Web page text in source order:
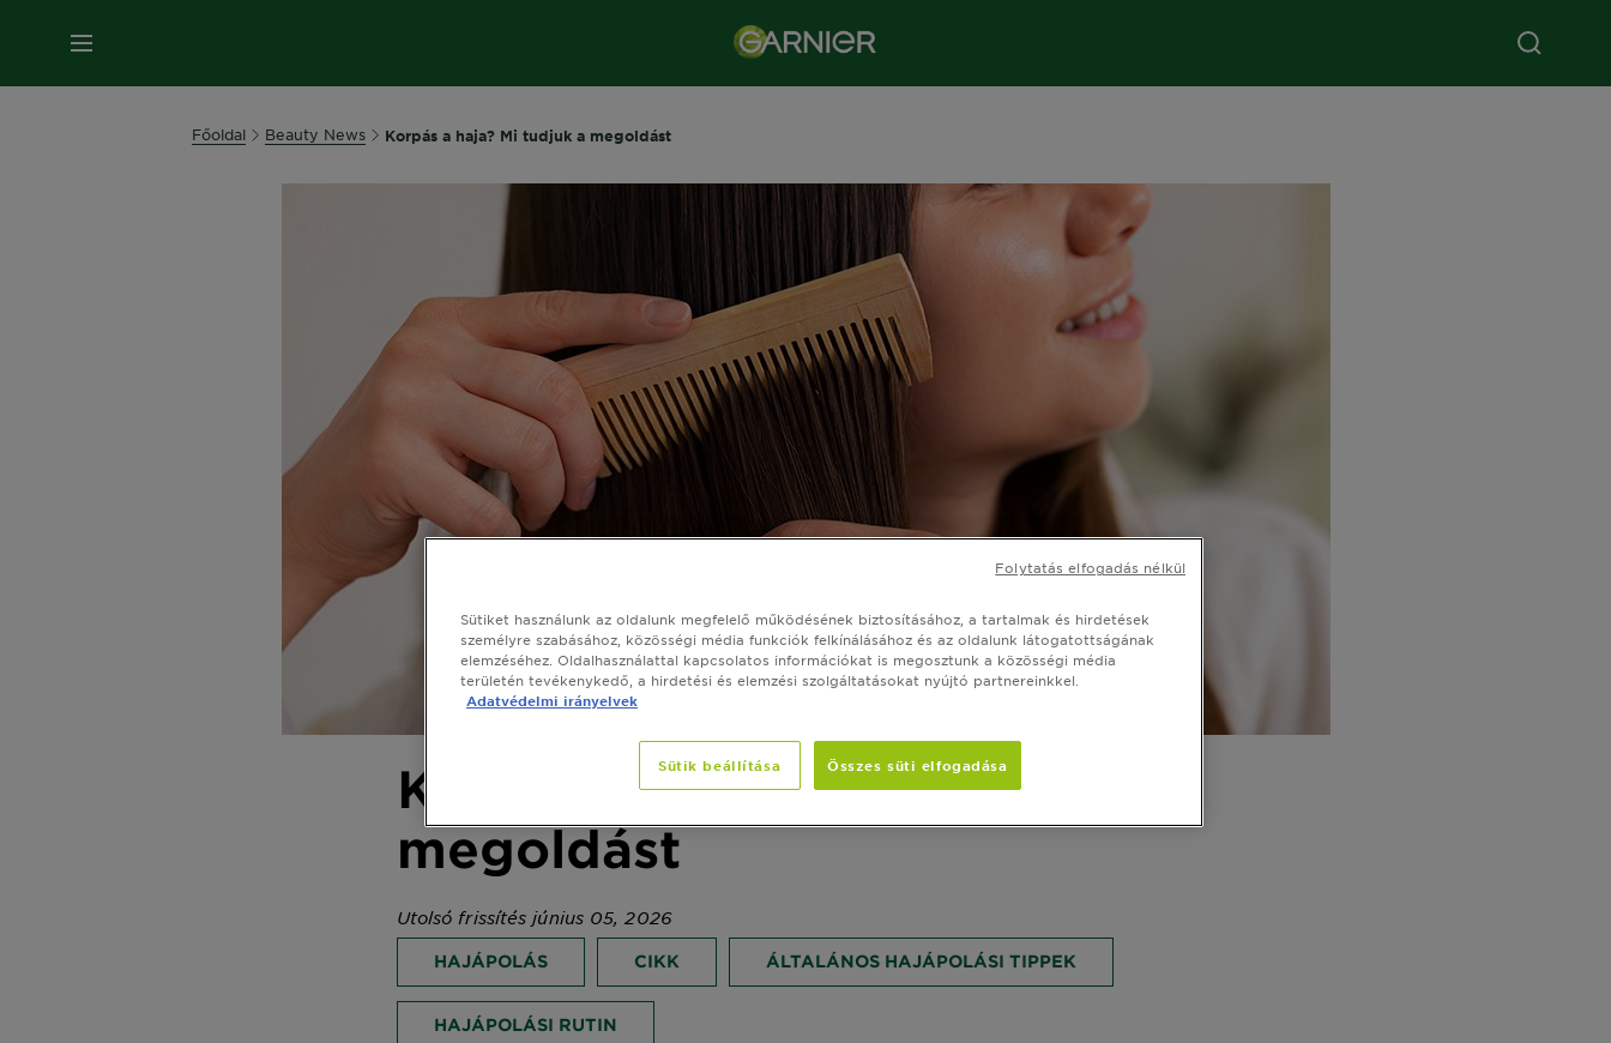
MENÜ
Főoldal Beauty News Korpás a haja? Mi tudjuk a megoldást
Korpás a haja? Mi tudjuk a
megoldást
Utolsó frissítés június 05, 2026
HAJÁPOLÁS CIKK ÁLTALÁNOS HAJÁPOLÁSI TIPPEK
HAJÁPOLÁSI RUTIN
Sütiket használunk az oldalunk megfelelő működésének biztosításához, a tartalmak és hirdetések
személyre szabásához, közösségi média funkciók felkínálásához és az oldalunk látogatottságának
elemzéséhez. Oldalhasználattal kapcsolatos információkat is megosztunk a közösségi média
területén tevékenykedő, a hirdetési és elemzési szolgáltatásokat nyújtó partnereinkkel.
Adatvédelmi irányelvek
Sütik beállítása Összes süti elfogadása
Folytatás elfogadás nélkül